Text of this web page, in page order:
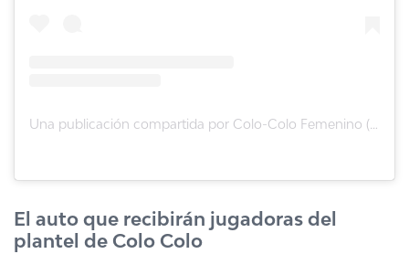
El auto que recibirán jugadoras del
plantel de Colo Colo